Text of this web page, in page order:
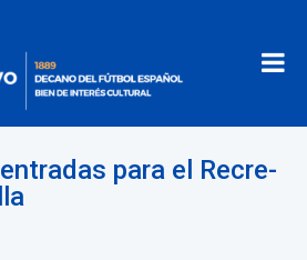
para el Recre-